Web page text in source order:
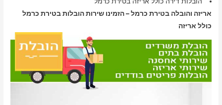
אריזה והובלה בטירת כרמל – הזמינו שירות הובלות בטירת כרמל
כולל אריזה